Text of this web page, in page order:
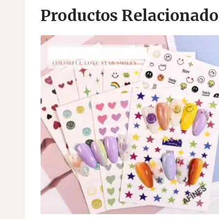
Productos